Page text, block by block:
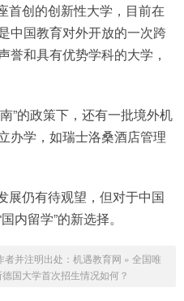
首创的创新性大学，目前在
中国教育对外开放的一次跨
誉和具有优势学科的大学，
”的政策下，还有一批境外机
办学，如瑞士洛桑酒店管理
展仍有待观望，但对于中国
内留学”的新选择。
并注明出处： 机遇教育网 » 全国唯
国大学首次招生情况如何？